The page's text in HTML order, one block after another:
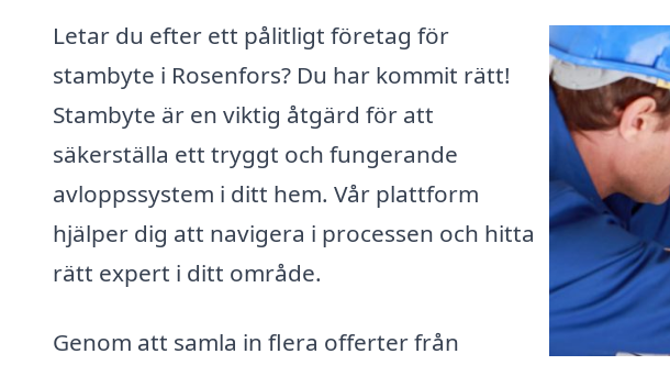
Letar du efter ett pålitligt företag för
stambyte i Rosenfors? Du har kommit rätt!
Stambyte är en viktig åtgärd för att
säkerställa ett tryggt och fungerande
avloppssystem i ditt hem. Vår plattform
hjälper dig att navigera i processen och hitta
rätt expert i ditt område.
Genom att samla in flera offerter från